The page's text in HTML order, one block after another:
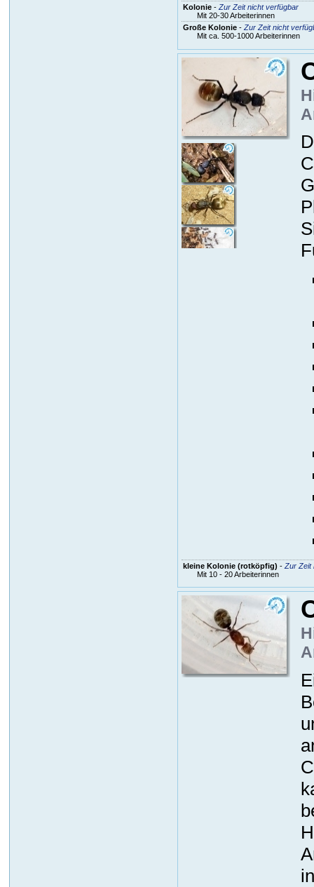
Kolonie- Zur Zeit nicht verfügbar
Mit 20-30 Arbeiterinnen
Große Kolonie- Zur Zeit nicht
Mit ca. 500-1000 Arbeiterinnen
kleine Kolonie (rotköpfig) - Zur Zeit
Mit 10 - 20 Arbeiterinnen